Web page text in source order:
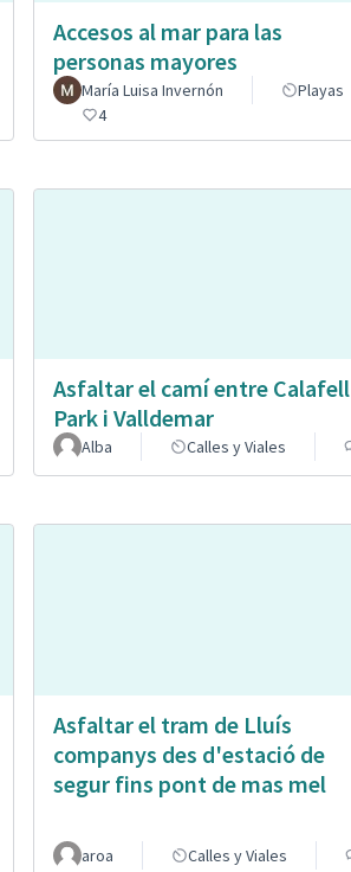
Accesos al mar para las
personas mayores
María Luisa Invernón Playas
4
Asfaltar el camí entre Calafell
Park i Valldemar
Alba Calles y Viales
Asfaltar el tram de Lluís
companys des d'estació de
segur fins pont de mas mel
aroa Calles y Viales